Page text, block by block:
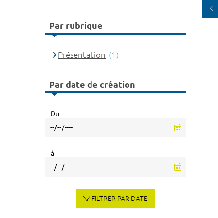
Par rubrique
Présentation (1)
Par date de création
Du
à
FILTRER PAR DATE